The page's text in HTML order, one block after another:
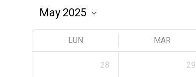
LUN MAR
28 29